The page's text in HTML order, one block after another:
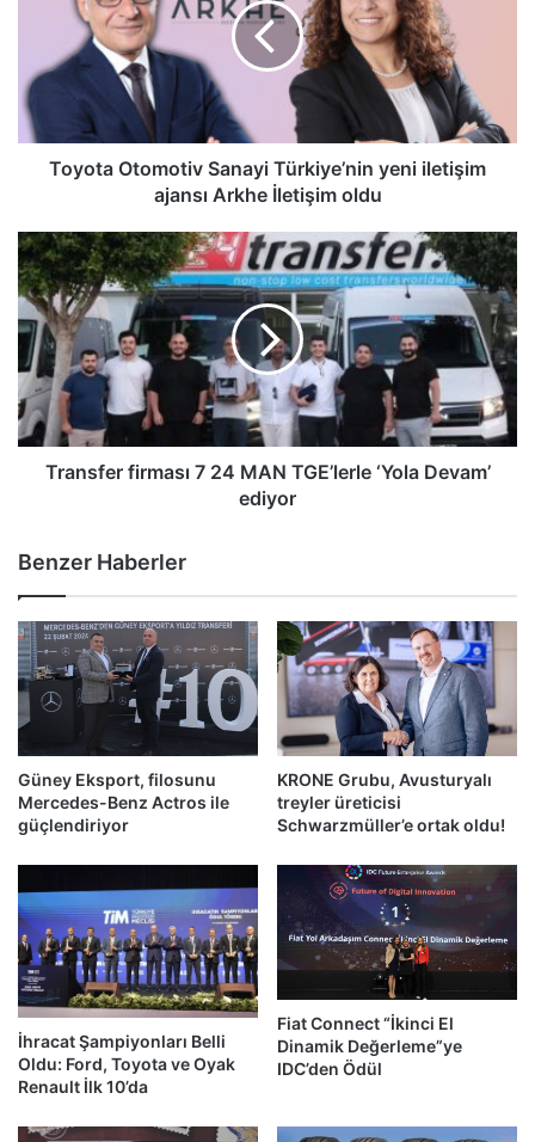
Türkiye’nin
iletişim
ajansı
Arkhe
İletişim
Toyota Otomotiv Sanayi Türkiye’nin yeni iletişim
ajansı Arkhe İletişim oldu
Transfer
firması
7
24
MAN
TGE’lerle
‘Yola
Devam’
ediyor
Transfer firması 7 24 MAN TGE’lerle ‘Yola Devam’
ediyor
Benzer Haberler
Güney Eksport, filosunu
Mercedes-Benz Actros ile
güçlendiriyor
KRONE Grubu, Avusturyalı
treyler üreticisi
Schwarzmüller’e ortak oldu!
İhracat Şampiyonları Belli
Oldu: Ford, Toyota ve Oyak
Renault İlk 10’da
Fiat Connect “İkinci El
Dinamik Değerleme”ye
IDC’den Ödül